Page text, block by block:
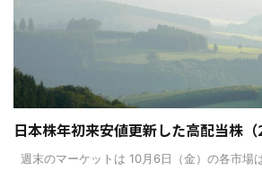
日本株年初来安値更新した高配当株（
週末のマーケットは 10月6日（金）の各市場